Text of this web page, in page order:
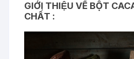
GIỚI THIỆU VỀ BỘT
CHẤT :